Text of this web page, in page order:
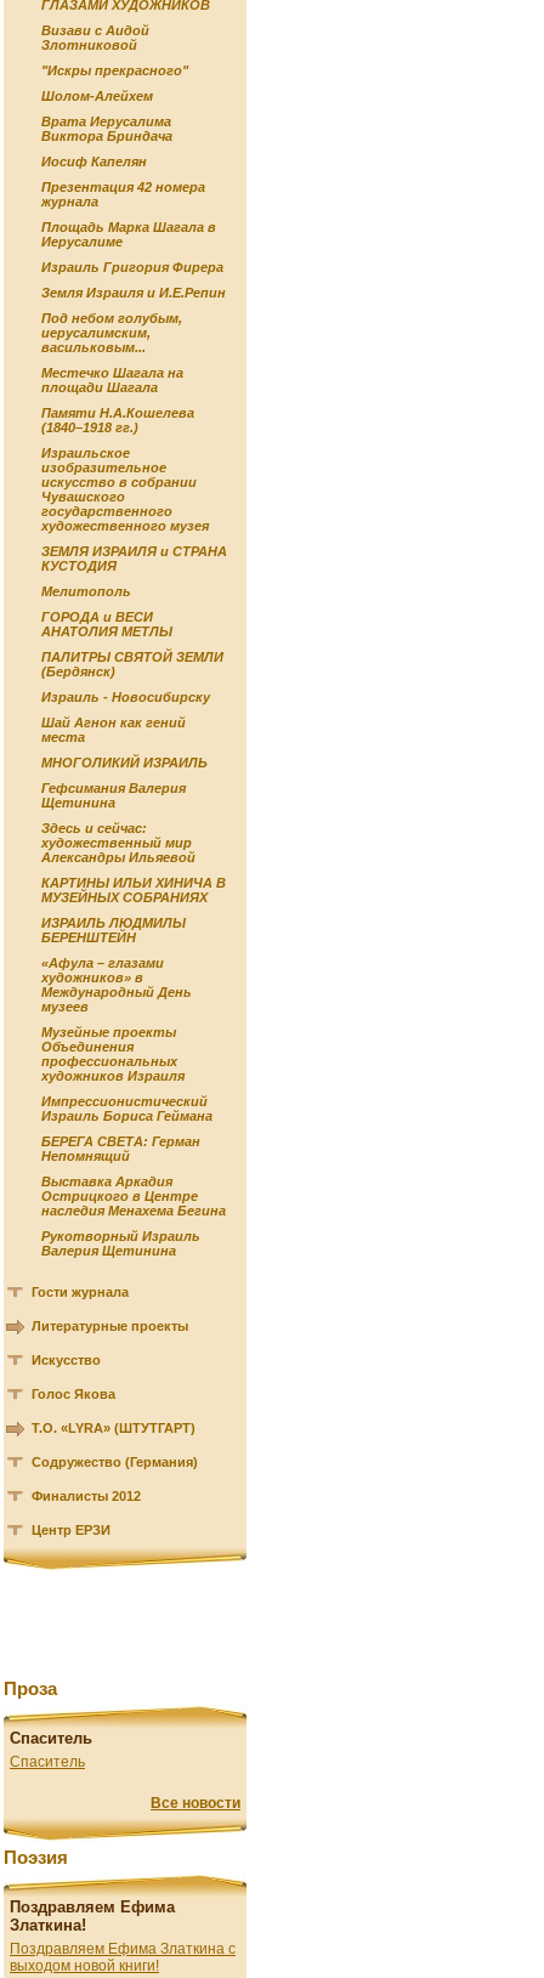
ГЛАЗАМИ ХУДОЖНИКОВ
Визави с Аидой
Злотниковой
"Искры прекрасного"
Шолом-Алейхем
Врата Иерусалима
Виктора Бриндача
Иосиф Капелян
Презентация 42 номера
журнала
Площадь Марка Шагала в
Иерусалиме
Израиль Григория Фирера
Земля Израиля и И.Е.Репин
Под небом голубым,
иерусалимским,
васильковым...
Местечко Шагала на
площади Шагала
Памяти Н.А.Кошелева
(1840–1918 гг.)
Израильское
изобразительное
искусство в собрании
Чувашского
государственного
художественного музея
ЗЕМЛЯ ИЗРАИЛЯ и СТРАНА
КУСТОДИЯ
Мелитополь
ГОРОДА и ВЕСИ
АНАТОЛИЯ МЕТЛЫ
ПАЛИТРЫ СВЯТОЙ ЗЕМЛИ
(Бердянск)
Израиль - Новосибирску
Шай Агнон как гений
места
МНОГОЛИКИЙ ИЗРАИЛЬ
Гефсимания Валерия
Щетинина
Здесь и сейчас:
художественный мир
Александры Ильяевой
КАРТИНЫ ИЛЬИ ХИНИЧА В
МУЗЕЙНЫХ СОБРАНИЯХ
ИЗРАИЛЬ ЛЮДМИЛЫ
БЕРЕНШТЕЙН
«Афула – глазами
художников» в
Международный День
музеев
Музейные проекты
Объединения
профессиональных
художников Израиля
Импрессионистический
Израиль Бориса Геймана
БЕРЕГА СВЕТА: Герман
Непомнящий
Выставка Аркадия
Острицкого в Центре
наследия Менахема Бегина
Рукотворный Израиль
Валерия Щетинина
Гости журнала
Литературные проекты
Искусство
Голос Якова
Т.О. «LYRA» (ШТУТГАРТ)
Содружество (Германия)
Финалисты 2012
Центр ЕРЗИ
Проза
Спаситель
Спаситель
Все новости
Поэзия
Поздравляем Ефима
Златкина!
Поздравляем Ефима Златкина с
выходом новой книги!